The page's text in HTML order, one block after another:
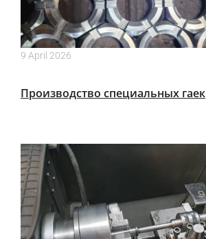
9 April 2026
Производство специальных гаек